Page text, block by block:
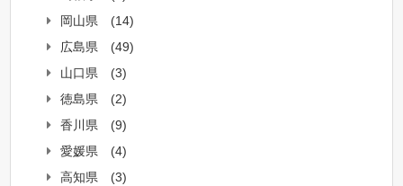
岡山県
(14)
広島県
(49)
山口県
(3)
徳島県
(2)
香川県
(9)
愛媛県
(4)
高知県
(3)